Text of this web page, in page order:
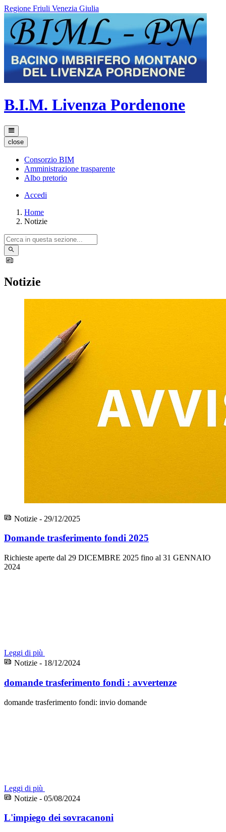
Regione Friuli Venezia Giulia
B.I.M. Livenza Pordenone
close
Consorzio BIM
Amministrazione trasparente
Albo pretorio
Accedi
Home
Notizie
Notizie
Notizie - 29/12/2025
Domande trasferimento fondi 2025
Richieste aperte dal 29 DICEMBRE 2025 fino al 31 GENNAIO
2024
Leggi di più
Notizie - 18/12/2024
domande trasferimento fondi : avvertenze
domande trasferimento fondi: invio domande
Leggi di più
Notizie - 05/08/2024
L'impiego dei sovracanoni